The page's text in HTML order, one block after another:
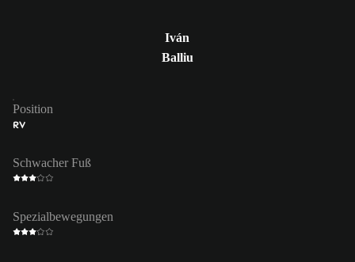
Iván
Balliu
Position
RV
Schwacher Fuß
Spezialbewegungen